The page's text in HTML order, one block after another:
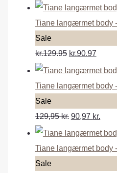
o
d
u
c
s
e
Tiane langærmet body
SaleP
r
o
d
u
c
kr.129.95 kr.90.97
Tiane langærmet body
SaleP
r
o
d
u
129,95kr. 90,97 kr.
Tiane langærmet body
SaleP